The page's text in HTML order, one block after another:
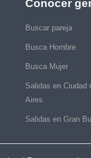
Conocer
Buscar pareja
Busca Hombre
Busca Mujer
Salidas en Ciudad
Aires
Salidas en Gran